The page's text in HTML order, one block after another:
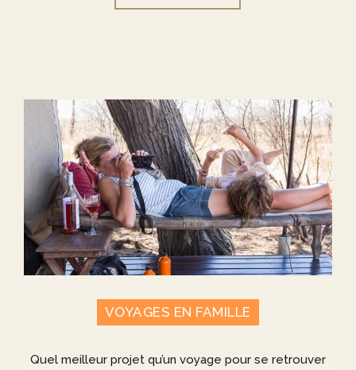
VOYAGES EN FAMILLE
Quel meilleur projet qu’un voyage pour se retrouver